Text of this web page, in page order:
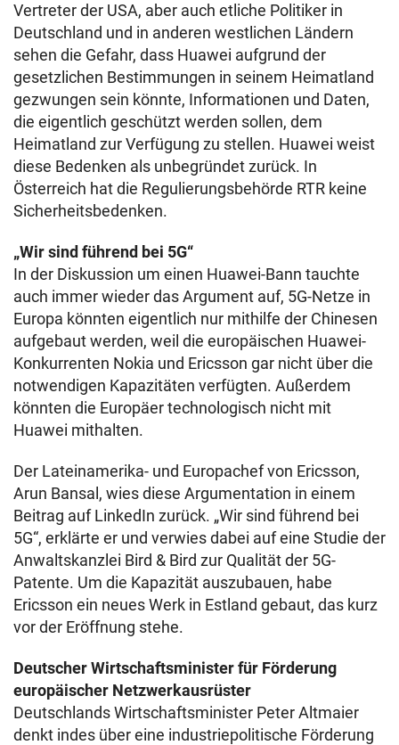
Vertreter der USA, aber auch etliche Politiker in
Deutschland und in anderen westlichen Ländern
sehen die Gefahr, dass Huawei aufgrund der
gesetzlichen Bestimmungen in seinem Heimatland
gezwungen sein könnte, Informationen und Daten,
die eigentlich geschützt werden sollen, dem
Heimatland zur Verfügung zu stellen. Huawei weist
diese Bedenken als unbegründet zurück. In
Österreich hat die Regulierungsbehörde RTR keine
Sicherheitsbedenken.
„Wir sind führend bei 5G“
In der Diskussion um einen Huawei-Bann tauchte
auch immer wieder das Argument auf, 5G-Netze in
Europa könnten eigentlich nur mithilfe der Chinesen
aufgebaut werden, weil die europäischen Huawei-
Konkurrenten Nokia und Ericsson gar nicht über die
notwendigen Kapazitäten verfügten. Außerdem
könnten die Europäer technologisch nicht mit
Huawei mithalten.
Der Lateinamerika- und Europachef von Ericsson,
Arun Bansal, wies diese Argumentation in einem
Beitrag auf LinkedIn zurück. „Wir sind führend bei
5G“, erklärte er und verwies dabei auf eine Studie der
Anwaltskanzlei Bird & Bird zur Qualität der 5G-
Patente. Um die Kapazität auszubauen, habe
Ericsson ein neues Werk in Estland gebaut, das kurz
vor der Eröffnung stehe.
Deutscher Wirtschaftsminister für Förderung
europäischer Netzwerkausrüster
Deutschlands Wirtschaftsminister Peter Altmaier
denkt indes über eine industriepolitische Förderung